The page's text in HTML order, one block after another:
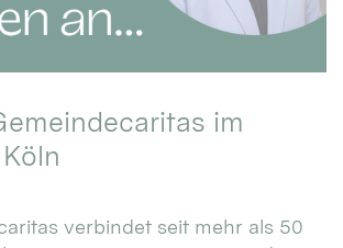
im
verbindet seit mehr als 50